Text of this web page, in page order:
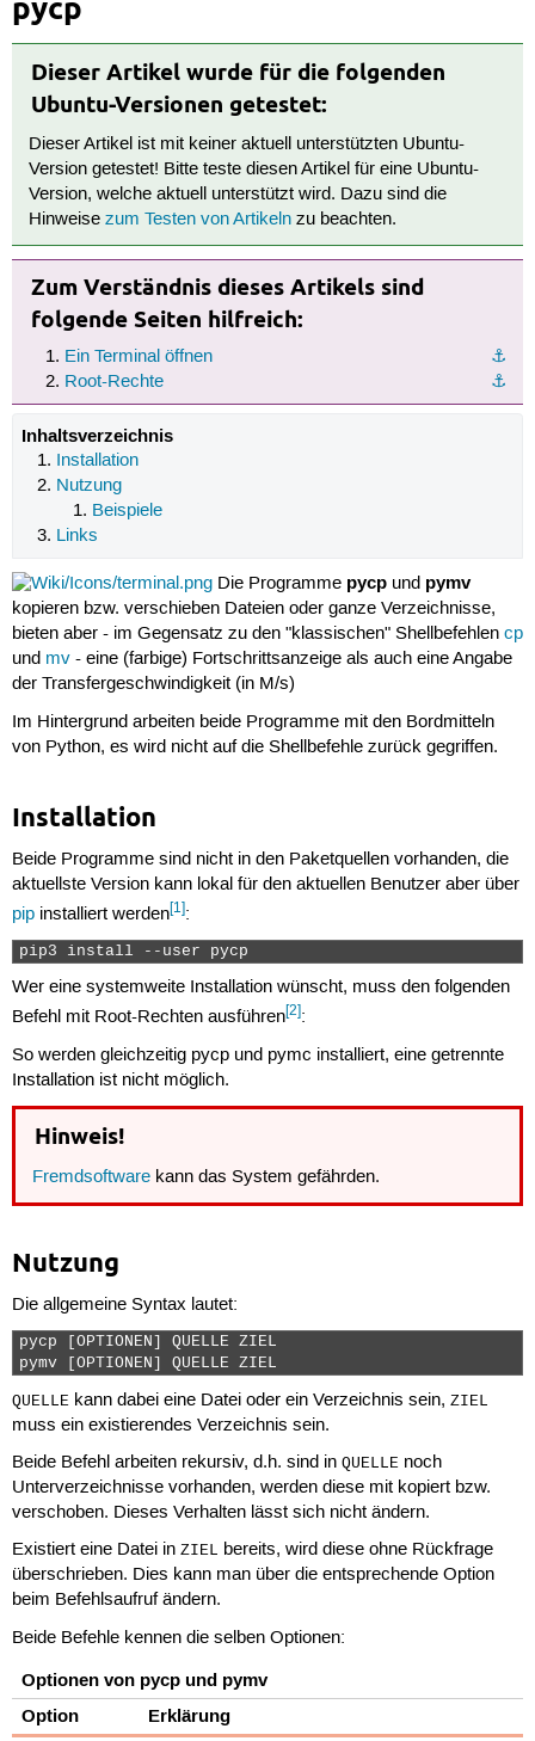
pycp
Dieser Artikel wurde für die folgenden
Ubuntu-Versionen getestet:
Dieser Artikel ist mit keiner aktuell unterstützten Ubuntu-
Version getestet! Bitte teste diesen Artikel für eine Ubuntu-
Version, welche aktuell unterstützt wird. Dazu sind die
Hinweisezum Testen von Artikeln zu beachten.
Zum Verständnis dieses Artikels sind
folgende Seiten hilfreich:
⚓︎
Ein Terminal öffnen
⚓︎
Root-Rechte
Inhaltsverzeichnis
Installation
Nutzung
Beispiele
Links
Die Programme pycpund pymv
kopieren bzw. verschieben Dateien oder ganze Verzeichnisse,
bieten aber - im Gegensatz zu den "klassischen" Shellbefehlen cp
und mv- eine (farbige) Fortschrittsanzeige als auch eine Angabe
der Transfergeschwindigkeit (in M/s)
Im Hintergrund arbeiten beide Programme mit den Bordmitteln
von Python, es wird nicht auf die Shellbefehle zurück gegriffen.
Installation
Beide Programme sind nicht in den Paketquellen vorhanden, die
aktuellste Version kann lokal für den aktuellen Benutzer aber über
pipinstalliert werden[1]:
pip3 install --user pycp
Wer eine systemweite Installation wünscht, muss den folgenden
Befehl mit Root-Rechten ausführen[2]:
So werden gleichzeitig pycp und pymc installiert, eine getrennte
Installation ist nicht möglich.
Hinweis!
Fremdsoftware kann das System gefährden.
Nutzung
Die allgemeine Syntax lautet:
pycp [OPTIONEN] QUELLE ZIEL
pymv [OPTIONEN] QUELLE ZIEL
QUELLEkann dabei eine Datei oder ein Verzeichnis sein, ZIEL
muss ein existierendes Verzeichnis sein.
Beide Befehl arbeiten rekursiv, d.h. sind in QUELLEnoch
Unterverzeichnisse vorhanden, werden diese mit kopiert bzw.
verschoben. Dieses Verhalten lässt sich nicht ändern.
Existiert eine Datei in ZIEL bereits, wird diese ohne Rückfrage
überschrieben. Dies kann man über die entsprechende Option
beim Befehlsaufruf ändern.
Beide Befehle kennen die selben Optionen:
Optionen von pycp und pymv
Option
Erklärung